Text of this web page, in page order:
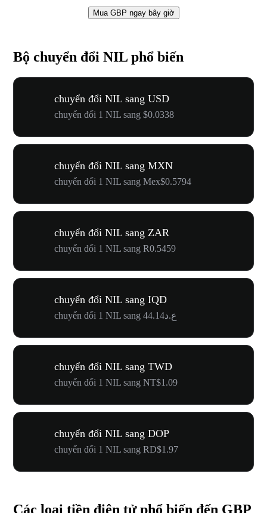
Mua GBP ngay bây giờ
Bộ chuyển đổi NIL phổ biến
chuyển đổi NIL sang USD
chuyển đổi 1 NIL sang $0.0338
chuyển đổi NIL sang MXN
chuyển đổi 1 NIL sang Mex$0.5794
chuyển đổi NIL sang ZAR
chuyển đổi 1 NIL sang R0.5459
chuyển đổi NIL sang IQD
chuyển đổi 1 NIL sang ع.د44.14
chuyển đổi NIL sang TWD
chuyển đổi 1 NIL sang NT$1.09
chuyển đổi NIL sang DOP
chuyển đổi 1 NIL sang RD$1.97
Các loại tiền điện tử phổ biến đến GBP